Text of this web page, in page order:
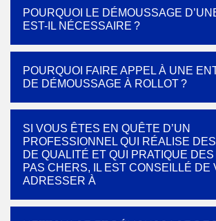
POURQUOI LE DÉMOUSSAGE
EST-IL NÉCESSAIRE ?
POURQUOI FAIRE APPEL À UNE
DE DÉMOUSSAGE À ROLLOT ?
SI VOUS ÊTES EN QUÊTE D’UN
PROFESSIONNEL QUI RÉALISE
DE QUALITÉ ET QUI PRATIQUE
PAS CHERS, IL EST CONSEILLÉ DE
ADRESSER À